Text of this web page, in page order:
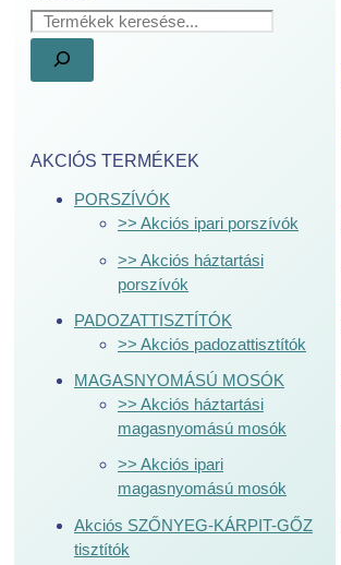
AKCIÓS TERMÉKEK
PORSZÍVÓK
>> Akciós ipari porszívók
>> Akciós háztartási
porszívók
PADOZATTISZTÍTÓK
>> Akciós padozattisztítók
MAGASNYOMÁSÚ MOSÓK
>> Akciós háztartási
magasnyomású mosók
>> Akciós ipari
magasnyomású mosók
Akciós SZŐNYEG-KÁRPIT-GŐZ
tisztítók